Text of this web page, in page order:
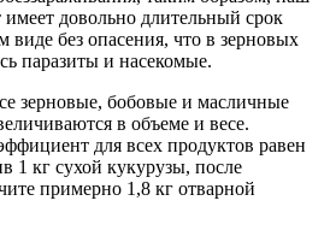
довольно длительный срок
виде без опасения, что в зерновых
паразиты и насекомые.
зерновые, бобовые и масличные
в объеме и весе.
для всех продуктов равен
1 кг сухой кукурузы, после
примерно 1,8 кг отварной